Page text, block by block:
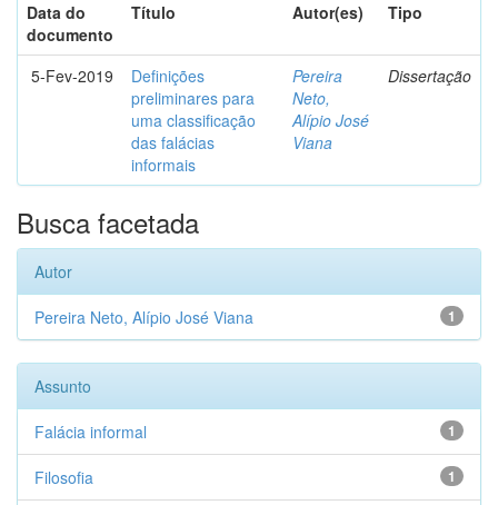
Data do
documento
Título Autor(es) Tipo
5-Fev-2019
Definições
preliminares para
uma classificação
das falácias
informais
Pereira
Neto,
Alípio José
Viana
Dissertação
Busca facetada
Autor
1
Pereira Neto, Alípio José Viana
Assunto
1
Falácia informal
1
Filosofia